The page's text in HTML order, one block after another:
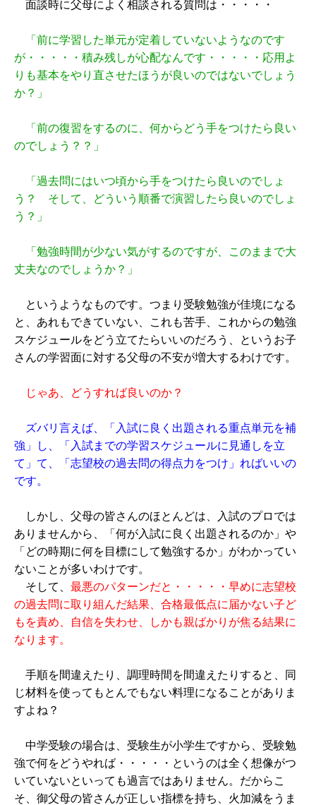
面談時に父母によく相談される質問は・・・・・
「前に学習した単元が定着していないようなのです
が・・・・・積み残しが心配なんです・・・・・応用よ
りも基本をやり直させたほうが良いのではないでしょう
か？」
「前の復習をするのに、何からどう手をつけたら良い
のでしょう？？」
「過去問にはいつ頃から手をつけたら良いのでしょ
う？ そして、どういう順番で演習したら良いのでしょ
う？」
「勉強時間が少ない気がするのですが、このままで大
丈夫なのでしょうか？」
というようなものです。つまり受験勉強が佳境になる
と、あれもできていない、これも苦手、これからの勉強
スケジュールをどう立てたらいいのだろう、というお子
さんの学習面に対する父母の不安が増大するわけです。
じゃあ、どうすれば良いのか？
ズバリ言えば、「入試に良く出題される重点単元を補
強」し、「入試までの学習スケジュールに見通しを立
て」て、「志望校の過去問の得点力をつけ」ればいいの
です。
しかし、父母の皆さんのほとんどは、入試のプロでは
ありませんから、「何が入試に良く出題されるのか」や
「どの時期に何を目標にして勉強するか」がわかってい
ないことが多いわけです。
そして、 最悪のパターンだと・・・・・早めに志望校
の過去問に取り組んだ結果、合格最低点に届かない子ど
もを責め、自信を失わせ、しかも親ばかりが焦る結果に
なります。
手順を間違えたり、調理時間を間違えたりすると、同
じ材料を使ってもとんでもない料理になることがありま
すよね？
中学受験の場合は、受験生が小学生ですから、受験勉
強で何をどうやれば・・・・・というのは全く想像がつ
いていないといっても過言ではありません。だからこ
そ、御父母の皆さんが正しい指標を持ち、火加減をうま